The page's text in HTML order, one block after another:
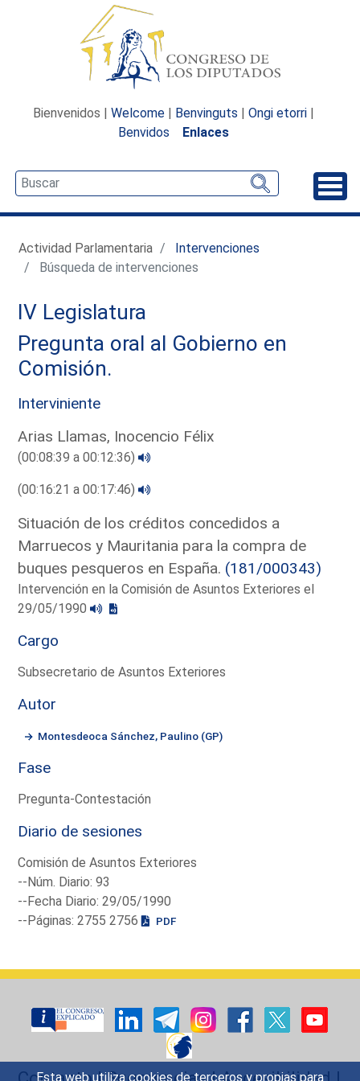
Esta web utiliza cookies de terceros y propias para
Bienvenidos | Welcome | Benvinguts | Ongi etorri |
Benvidos
Enlaces
Actividad Parlamentaria
Intervenciones
Búsqueda de intervenciones
IV Legislatura
Pregunta oral al Gobierno en
Comisión.
Interviniente
Arias Llamas, Inocencio Félix
(00:08:39 a 00:12:36)
(00:16:21 a 00:17:46)
Situación de los créditos concedidos a
Marruecos y Mauritania para la compra de
buques pesqueros en España. (181/000343)
Intervención en la Comisión de Asuntos Exteriores el
29/05/1990
Cargo
Subsecretario de Asuntos Exteriores
Autor
Montesdeoca Sánchez, Paulino (GP)
Fase
Pregunta-Contestación
Diario de sesiones
Comisión de Asuntos Exteriores
--Núm. Diario: 93
--Fecha Diario: 29/05/1990
--Páginas: 2755 2756
PDF